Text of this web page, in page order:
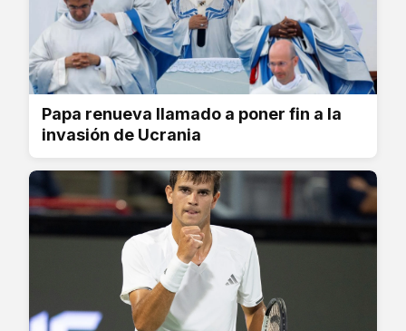
Papa renueva llamado a poner fin a la
invasión de Ucrania